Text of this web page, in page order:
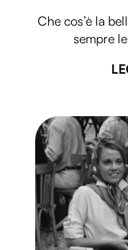
Che cos’è la
sempre